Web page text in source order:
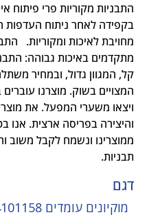
התבניות מקוריות פרי פיתוח
בקפידה לאחר ניתוח
מחויבת לאיכות ומקוריות.
מתקדמים באיכות גבוהה:
קל, המגוון גדול, ובמחיר
המצויים בשוק. מוצרנו
ויצאו משערי המפעל. את
והיצירה בפריסה ארצית. אנו
ממוצרינו ונשמח לקבל משוב
תבניות.
מוקיונים עומדים 84101158
דגם